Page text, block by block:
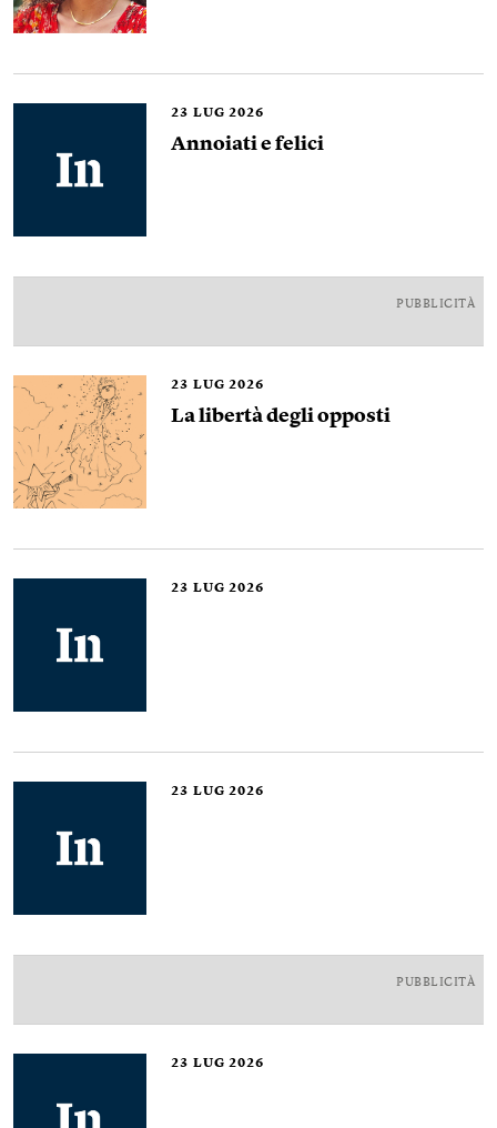
23 LUG 2026
Annoiati e felici
PUBBLICITÀ
23 LUG 2026
La libertà degli opposti
23 LUG 2026
23 LUG 2026
PUBBLICITÀ
23 LUG 2026